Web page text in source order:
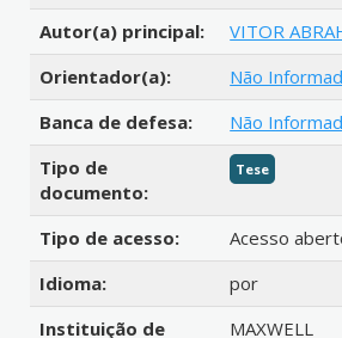
Autor(a) principal:
VITOR
Orientador(a):
Não
Banca de defesa:
Não
Tipo de
documento:
Tese
Tipo de acesso:
Acesso
Idioma:
por
Instituição de
MAXWELL